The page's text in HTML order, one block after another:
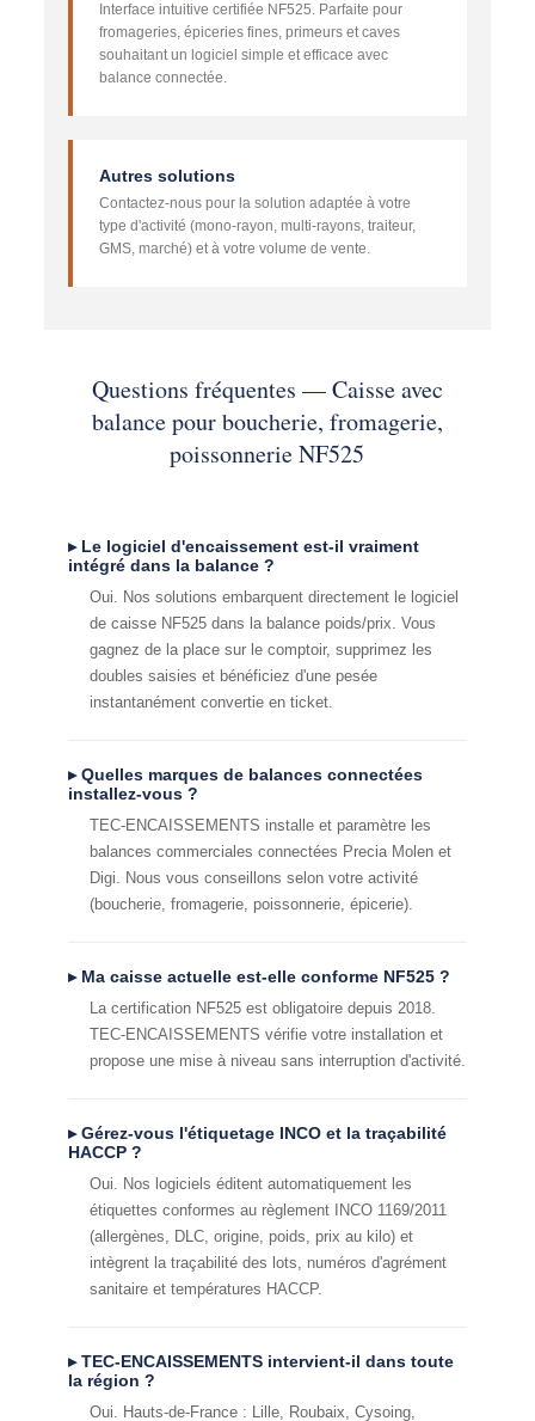
Interface intuitive certifiée NF525. Parfaite pour
fromageries, épiceries fines, primeurs et caves
souhaitant un logiciel simple et efficace avec
balance connectée.
Autres solutions
Contactez-nous pour la solution adaptée à votre
type d'activité (mono-rayon, multi-rayons, traiteur,
GMS, marché) et à votre volume de vente.
Questions fréquentes — Caisse avec
balance pour boucherie, fromagerie,
poissonnerie NF525
▸ Le logiciel d'encaissement est-il vraiment
intégré dans la balance ?
Oui. Nos solutions embarquent directement le logiciel
de caisse NF525 dans la balance poids/prix. Vous
gagnez de la place sur le comptoir, supprimez les
doubles saisies et bénéficiez d'une pesée
instantanément convertie en ticket.
▸ Quelles marques de balances connectées
installez-vous ?
TEC-ENCAISSEMENTS installe et paramètre les
balances commerciales connectées Precia Molen et
Digi. Nous vous conseillons selon votre activité
(boucherie, fromagerie, poissonnerie, épicerie).
▸ Ma caisse actuelle est-elle conforme NF525 ?
La certification NF525 est obligatoire depuis 2018.
TEC-ENCAISSEMENTS vérifie votre installation et
propose une mise à niveau sans interruption d'activité.
▸ Gérez-vous l'étiquetage INCO et la traçabilité
HACCP ?
Oui. Nos logiciels éditent automatiquement les
étiquettes conformes au règlement INCO 1169/2011
(allergènes, DLC, origine, poids, prix au kilo) et
intègrent la traçabilité des lots, numéros d'agrément
sanitaire et températures HACCP.
▸ TEC-ENCAISSEMENTS intervient-il dans toute
la région ?
Oui. Hauts-de-France : Lille, Roubaix, Cysoing,